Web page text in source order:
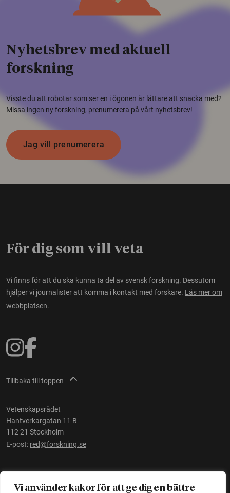
Vi använder kakor för att ge dig en bättre
Nyhetsbrev med aktuell
forskning
Visste du att robotar som ser en i ögonen är lättare att snacka med?
Missa ingen ny forskning, prenumerera på vårt nyhetsbrev!
Jag vill prenumerera
För dig som vill veta
Vi finns för att du ska kunna ta del av svensk forskning. Dessutom
hjälper vi journalister att komma i kontakt med forskare. Läs mer om
webbplatsen.
Tillbaka till toppen
Vetenskapsrådet
Hantverkargatan 11 B
112 21 Stockholm
E-post: red@forskning.se
Tillgänglighet